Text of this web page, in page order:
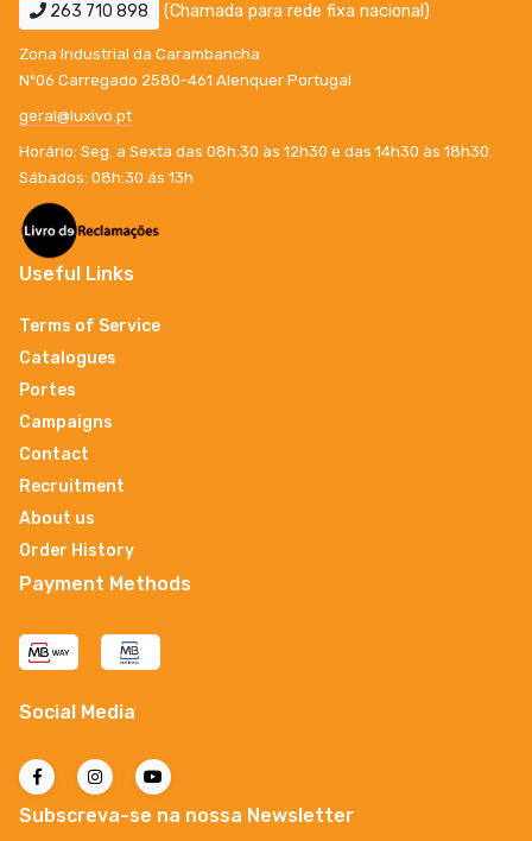
263 710 898 (Chamada para rede fixa nacional)
Zona Industrial da Carambancha
Nº06 Carregado 2580-461 Alenquer Portugal
geral@luxivo.pt
Horário: Seg. a Sexta das 08h:30 às 12h30 e das 14h30 às 18h30.
Sábados: 08h:30 ás 13h
Useful Links
Terms of Service
Catalogues
Portes
Campaigns
Contact
Recruitment
About us
Order History
Payment Methods
Social Media
Subscreva-se na nossa Newsletter